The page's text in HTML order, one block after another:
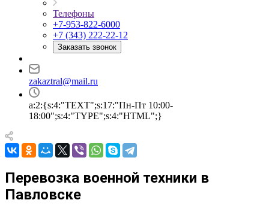
Телефоны
+7-953-822-6000
+7 (343) 222-22-12
Заказать звонок
zakaztral@mail.ru
a:2:{s:4:"TEXT";s:17:"Пн-Пт 10:00-
18:00";s:4:"TYPE";s:4:"HTML";}
Перевозка военной техники в
Павловске